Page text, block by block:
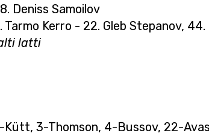
Deniss Samoilov
Kerro - 22. Gleb Stepanov,
latti
Kütt, 3-Thomson, 4-Bussov, 22-